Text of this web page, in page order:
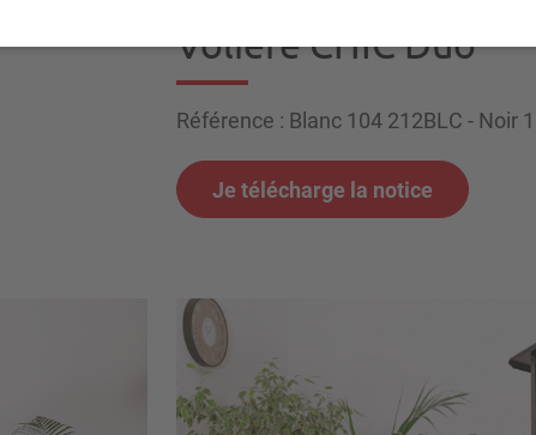
Volière CHIC Duo
Référence : Blanc 104 212BLC - Noir
Je télécharge la notice